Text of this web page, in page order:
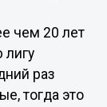
чем 20 лет
раз
тогда это